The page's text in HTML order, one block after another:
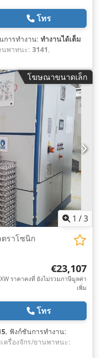
โทร
การทำงาน: ทำงานได้เต็ม
นพาหนะ: 3141,
โฆษณาขนาดเล็ก
1 /3
ราโซนิก
€23,107
ราคาคงที่ ยังไม่รวมภาษีมูลค่า
เพิ่ม
โทร
, ฟังก์ชันการทำงาน:
ครื่องจักร/ยานพาหนะ: